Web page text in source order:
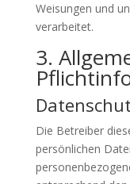
Weisungen und
verarbeitet.
3.
Die Betreiber
persönlichen